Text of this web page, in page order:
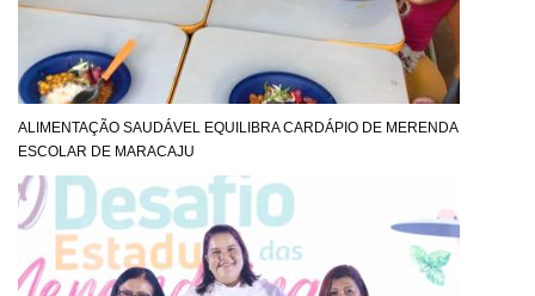
ALIMENTAÇÃO SAUDÁVEL EQUILIBRA CARDÁPIO DE MERENDA
ESCOLAR DE MARACAJU